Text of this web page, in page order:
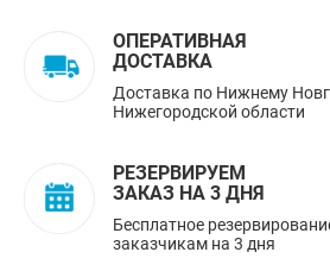
ОПЕРАТИВНАЯ
ДОСТАВКА
Доставка по Нижнему
Нижегородской области
РЕЗЕРВИРУЕМ
ЗАКАЗ НА 3 ДНЯ
Бесплатное
заказчикам на 3 дня